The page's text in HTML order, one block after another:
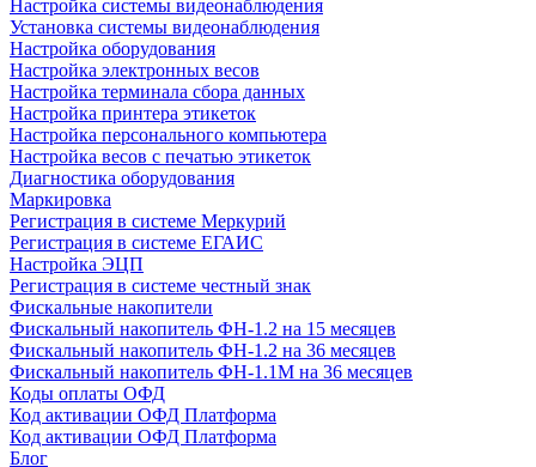
Настройка системы видеонаблюдения
Установка системы видеонаблюдения
Настройка оборудования
Настройка электронных весов
Настройка терминала сбора данных
Настройка принтера этикеток
Настройка персонального компьютера
Настройка весов с печатью этикеток
Диагностика оборудования
Маркировка
Регистрация в системе Меркурий
Регистрация в системе ЕГАИС
Настройка ЭЦП
Регистрация в системе честный знак
Фискальные накопители
Фискальный накопитель ФН-1.2 на 15 месяцев
Фискальный накопитель ФН-1.2 на 36 месяцев
Фискальный накопитель ФН-1.1М на 36 месяцев
Коды оплаты ОФД
Код активации ОФД Платформа
Код активации ОФД Платформа
Блог